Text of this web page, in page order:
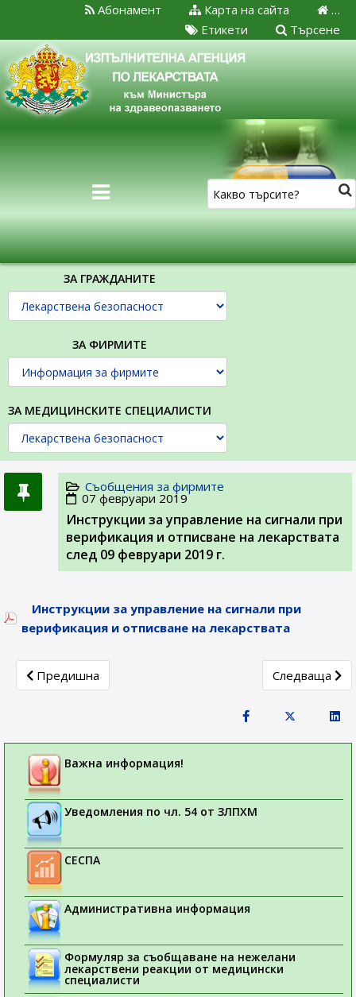
…
Карта на сайта
Абонамент
Търсене
Етикети
ЗА ГРАЖДАНИТЕ
ЗА ФИРМИТЕ
ЗА МЕДИЦИНСКИТЕ СПЕЦИАЛИСТИ
Съобщения за фирмите
07 февруари 2019
Инструкции за управление на сигнали при
верификация и отписване на лекарствата
след 09 февруари 2019 г.
Инструкции за управление на сигнали при
верификация и отписване на лекарствата
Previous article: Монографии за хомеопатични
Предишна Next article:
Следваща
Важна информация!
Уведомления по чл. 54 от ЗЛПХМ
СЕСПА
Административна информация
Формуляр за съобщаване на нежелани
лекарствени реакции от медицински
специалисти